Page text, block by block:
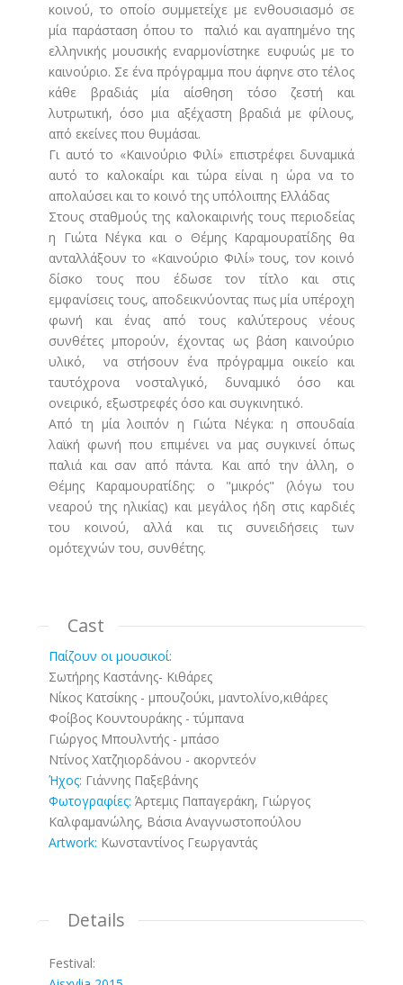
κοινού, το οποίο συμμετείχε με ενθουσιασμό σε
μία παράσταση όπου το παλιό και αγαπημένο της
ελληνικής μουσικής εναρμονίστηκε ευφυώς με το
καινούριο. Σε ένα πρόγραμμα που άφηνε στο τέλος
κάθε βραδιάς μία αίσθηση τόσο ζεστή και
λυτρωτική, όσο μια αξέχαστη βραδιά με φίλους,
από εκείνες που θυμάσαι.
Γι αυτό το «Καινούριο Φιλί» επιστρέφει δυναμικά
αυτό το καλοκαίρι και τώρα είναι η ώρα να το
απολαύσει και το κοινό της υπόλοιπης Ελλάδας
Στους σταθμούς της καλοκαιρινής τους περιοδείας
η Γιώτα Νέγκα και ο Θέμης Καραμουρατίδης θα
ανταλλάξουν το «Καινούριο Φιλί» τους, τον κοινό
δίσκο τους που έδωσε τον τίτλο και στις
εμφανίσεις τους, αποδεικνύοντας πως μία υπέροχη
φωνή και ένας από τους καλύτερους νέους
συνθέτες μπορούν, έχοντας ως βάση καινούριο
υλικό, να στήσουν ένα πρόγραμμα οικείο και
ταυτόχρονα νοσταλγικό, δυναμικό όσο και
ονειρικό, εξωστρεφές όσο και συγκινητικό.
Από τη μία λοιπόν η Γιώτα Νέγκα: η σπουδαία
λαϊκή φωνή που επιμένει να μας συγκινεί όπως
παλιά και σαν από πάντα. Και από την άλλη, ο
Θέμης Καραμουρατίδης: ο "μικρός" (λόγω του
νεαρού της ηλικίας) και μεγάλος ήδη στις καρδιές
του κοινού, αλλά και τις συνειδήσεις των
ομότεχνών του, συνθέτης.
Cast
Παίζουν οι μουσικοί:
Σωτήρης Καστάνης- Κιθάρες
Νίκος Κατσίκης - μπουζούκι, μαντολίνο,κιθάρες
Φοίβος Κουντουράκης - τύμπανα
Γιώργος Μπουλντής - μπάσο
Ντίνος Χατζηιορδάνου - ακορντεόν
Ήχος: Γιάννης Παξεβάνης
Φωτογραφίες: Άρτεμις Παπαγεράκη, Γιώργος
Καλφαμανώλης, Βάσια Αναγνωστοπούλου
Artwork: Κωνσταντίνος Γεωργαντάς
Details
Festival: